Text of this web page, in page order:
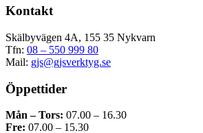
Kontakt
Skälbyvägen 4A, 155 35 Nykvarn
Tfn: 08 – 550 999 80
Mail: gjs@gjsverktyg.se
Öppettider
Mån – Tors: 07.00 – 16.30
Fre: 07.00 – 15.30